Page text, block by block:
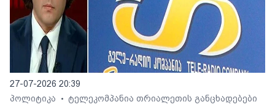
27-07-2026 20:39
პოლიტიკა
• ტელეკომპანია თრიალეთის განცხადებები